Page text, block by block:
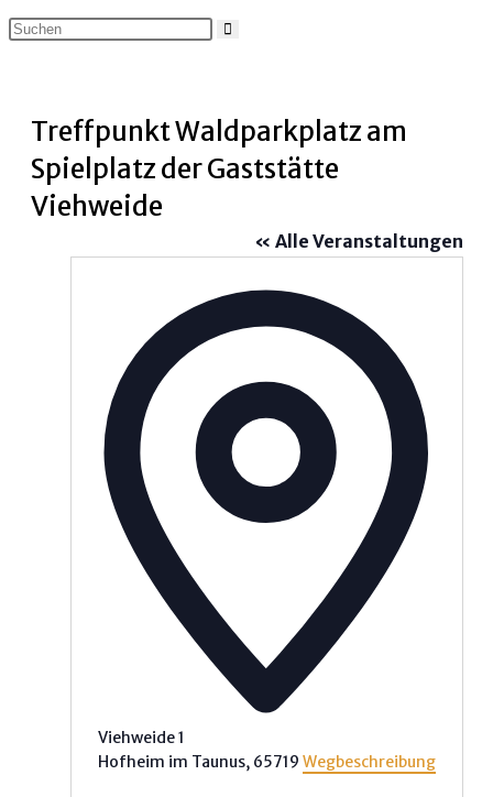
Treffpunkt Waldparkplatz am
Spielplatz der Gaststätte
Viehweide
« Alle Veranstaltungen
Viehweide 1
Hofheim im Taunus, 65719 Wegbeschreibung